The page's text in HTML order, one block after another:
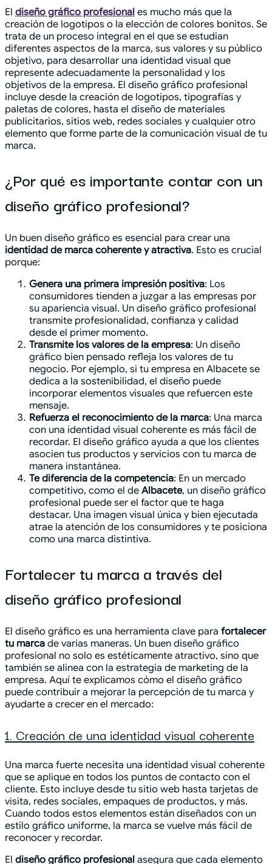
El diseño gráfico profesional es mucho más que la
creación de logotipos o la elección de colores bonitos. Se
trata de un proceso integral en el que se estudian
diferentes aspectos de la marca, sus valores y su público
objetivo, para desarrollar una identidad visual que
represente adecuadamente la personalidad y los
objetivos de la empresa. El diseño gráfico profesional
incluye desde la creación de logotipos, tipografías y
paletas de colores, hasta el diseño de materiales
publicitarios, sitios web, redes sociales y cualquier otro
elemento que forme parte de la comunicación visual de tu
marca.
¿Por qué es importante contar con un
diseño gráfico profesional?
Un buen diseño gráfico es esencial para crear una
identidad de marca coherente y atractiva. Esto es crucial
porque:
Genera una primera impresión positiva: Los
consumidores tienden a juzgar a las empresas por
su apariencia visual. Un diseño gráfico profesional
transmite profesionalidad, confianza y calidad
desde el primer momento.
Transmite los valores de la empresa: Un diseño
gráfico bien pensado refleja los valores de tu
negocio. Por ejemplo, si tu empresa en Albacete se
dedica a la sostenibilidad, el diseño puede
incorporar elementos visuales que refuercen este
mensaje.
Refuerza el reconocimiento de la marca: Una marca
con una identidad visual coherente es más fácil de
recordar. El diseño gráfico ayuda a que los clientes
asocien tus productos y servicios con tu marca de
manera instantánea.
Te diferencia de la competencia: En un mercado
competitivo, como el de Albacete, un diseño gráfico
profesional puede ser el factor que te haga
destacar. Una imagen visual única y bien ejecutada
atrae la atención de los consumidores y te posiciona
como una marca distintiva.
Fortalecer tu marca a través del
diseño gráfico profesional
El diseño gráfico es una herramienta clave para fortalecer
tu marca de varias maneras. Un buen diseño gráfico
profesional no solo es estéticamente atractivo, sino que
también se alinea con la estrategia de marketing de la
empresa. Aquí te explicamos cómo el diseño gráfico
puede contribuir a mejorar la percepción de tu marca y
ayudarte a crecer en el mercado:
1. Creación de una identidad visual coherente
Una marca fuerte necesita una identidad visual coherente
que se aplique en todos los puntos de contacto con el
cliente. Esto incluye desde tu sitio web hasta tarjetas de
visita, redes sociales, empaques de productos, y más.
Cuando todos estos elementos están diseñados con un
estilo gráfico uniforme, la marca se vuelve más fácil de
reconocer y recordar.
El diseño gráfico profesional asegura que cada elemento